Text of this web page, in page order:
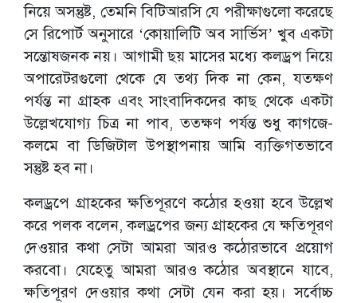
নিয়ে অসন্তুষ্ট, তেমনি বিটিআরসি যে পরীক্ষাগুলো করেছে
সে রিপোর্ট অনুসারে ‘কোয়ালিটি অব সার্ভিস’ খুব একটা
সন্তোষজনক নয়। আগামী ছয় মাসের মধ্যে কলড্রপ নিয়ে
অপারেটরগুলো থেকে যে তথ্য দিক না কেন, যতক্ষণ
পর্যন্ত না গ্রাহক এবং সাংবাদিকদের কাছ থেকে একটা
উল্লেখযোগ্য চিত্র না পাব, ততক্ষণ পর্যন্ত শুধু কাগজে-
কলমে বা ডিজিটাল উপস্থাপনায় আমি ব্যক্তিগতভাবে
সন্তুষ্ট হব না।
কলড্রপে গ্রাহকের ক্ষতিপূরণে কঠোর হওয়া হবে উল্লেখ
করে পলক বলেন, কলড্রপের জন্য গ্রাহকের যে ক্ষতিপূরণ
দেওয়ার কথা সেটা আমরা আরও কঠোরভাবে প্রয়োগ
করবো। যেহেতু আমরা আরও কঠোর অবস্থানে যাবে,
ক্ষতিপূরণ দেওয়ার কথা সেটা যেন করা হয়। সর্বোচ্চ